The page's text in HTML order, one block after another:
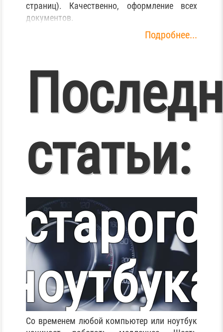
страниц). Качественно, оформление всех
документов.
Подробнее...
статьи:
работу
старого
ноутбука
Со временем любой компьютер или ноутбук